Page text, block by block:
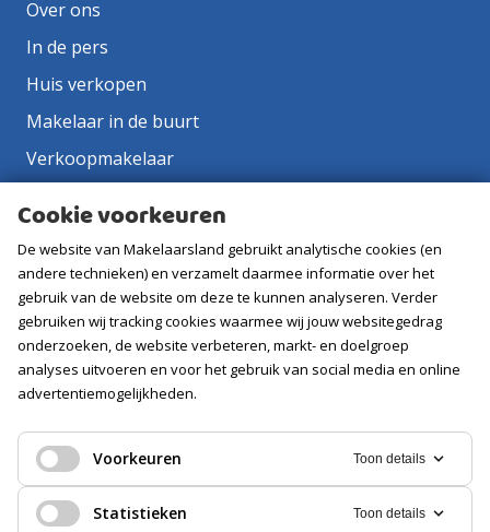
Over ons
In de pers
Huis verkopen
Makelaar in de buurt
Verkoopmakelaar
Vacatures
Volg ons
Cookie voorkeuren
De website van Makelaarsland gebruikt analytische cookies (en
andere technieken) en verzamelt daarmee informatie over het
gebruik van de website om deze te kunnen analyseren. Verder
gebruiken wij tracking cookies waarmee wij jouw websitegedrag
onderzoeken, de website verbeteren, markt- en doelgroep
analyses uitvoeren en voor het gebruik van social media en online
advertentiemogelijkheden.
Voorkeuren Toon details
Statistieken Toon details